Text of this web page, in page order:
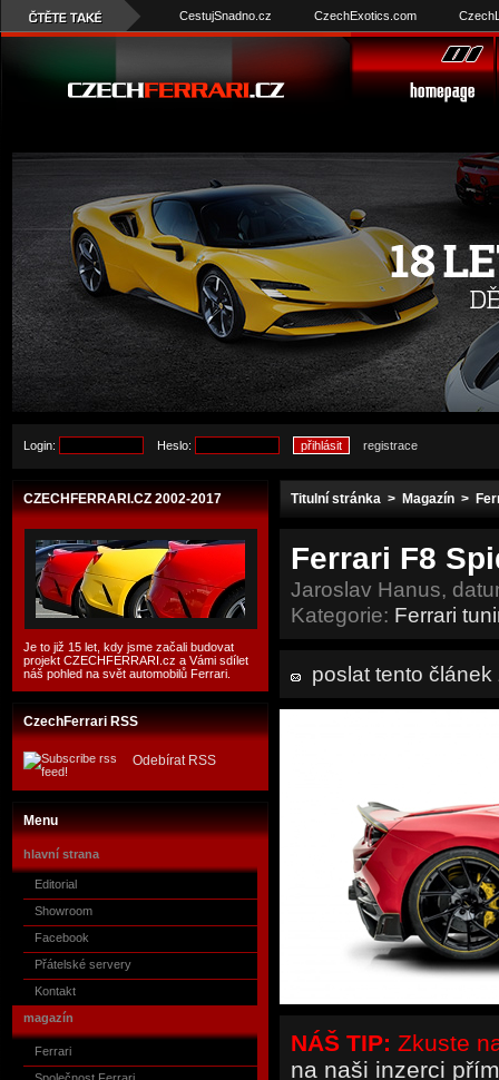
CestujSnadno.cz CzechExotics.com
Login: Heslo: registrace
CZECHFERRARI.CZ 2002-2017
Je to již 15 let, kdy jsme začali budovat
projekt CZECHFERRARI.cz a Vámi sdílet
náš pohled na svět automobilů Ferrari.
CzechFerrari RSS
Odebírat RSS
Menu
hlavní strana
Editorial
Showroom
Facebook
Přátelské servery
Kontakt
magazín
Ferrari
Titulní stránka > Magazín >
Ferrari F8
Jaroslav Hanus,
Kategorie: Ferrari
poslat tento
NÁŠ TIP: Zkuste
na naši inzerci